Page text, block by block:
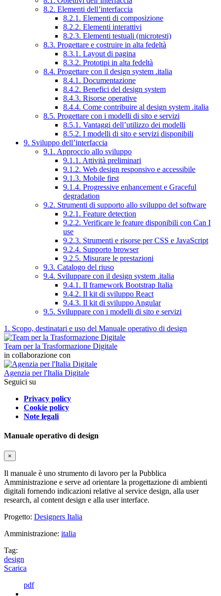
8.2. Elementi dell’interfaccia
8.2.1. Elementi di composizione
8.2.2. Elementi interattivi
8.2.3. Elementi testuali (microtesti)
8.3. Progettare e costruire in alta fedeltà
8.3.1. Layout di pagina
8.3.2. Prototipi in alta fedeltà
8.4. Progettare con il design system .italia
8.4.1. Documentazione
8.4.2. Benefici del design system
8.4.3. Risorse operative
8.4.4. Come contribuire al design system .italia
8.5. Progettare con i modelli di sito e servizi
8.5.1. Vantaggi dell’utilizzo dei modelli
8.5.2. I modelli di sito e servizi disponibili
9. Sviluppo dell’interfaccia
9.1. Approccio allo sviluppo
9.1.1. Attività preliminari
9.1.2. Web design responsivo e accessibile
9.1.3. Mobile first
9.1.4. Progressive enhancement e Graceful
degradation
9.2. Strumenti di supporto allo sviluppo del software
9.2.1. Feature detection
9.2.2. Verificare le feature disponibili con Can I
use
9.2.3. Strumenti e risorse per CSS e JavaScript
9.2.4. Supporto browser
9.2.5. Misurare le prestazioni
9.3. Catalogo del riuso
9.4. Sviluppare con il design system .italia
9.4.1. Il framework Bootstrap Italia
9.4.2. Il kit di sviluppo React
9.4.3. Il kit di sviluppo Angular
9.5. Sviluppare con i modelli di sito e servizi
1. Scopo, destinatari e uso del Manuale operativo di design
Team per la Trasformazione Digitale
in collaborazione con
Agenzia per l'Italia Digitale
Seguici su
Privacy policy
Cookie policy
Note legali
Manuale operativo di design
×
Il manuale è uno strumento di lavoro per la Pubblica
Amministrazione e serve ad orientare la progettazione di ambienti
digitali fornendo indicazioni relative al service design, alla user
research, al content design e alla user interface.
Progetto: Designers Italia
Amministrazione: italia
Tag:
design
Scarica
pdf